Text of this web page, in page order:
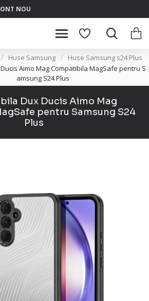
NOU
Huse Samsung
Huse Samsung s24 Plus
Aimo Mag Compatibila MagSafe pentru S
amsung S24 Plus
Dux Ducis Aimo Mag
pentru Samsung S24
Plus